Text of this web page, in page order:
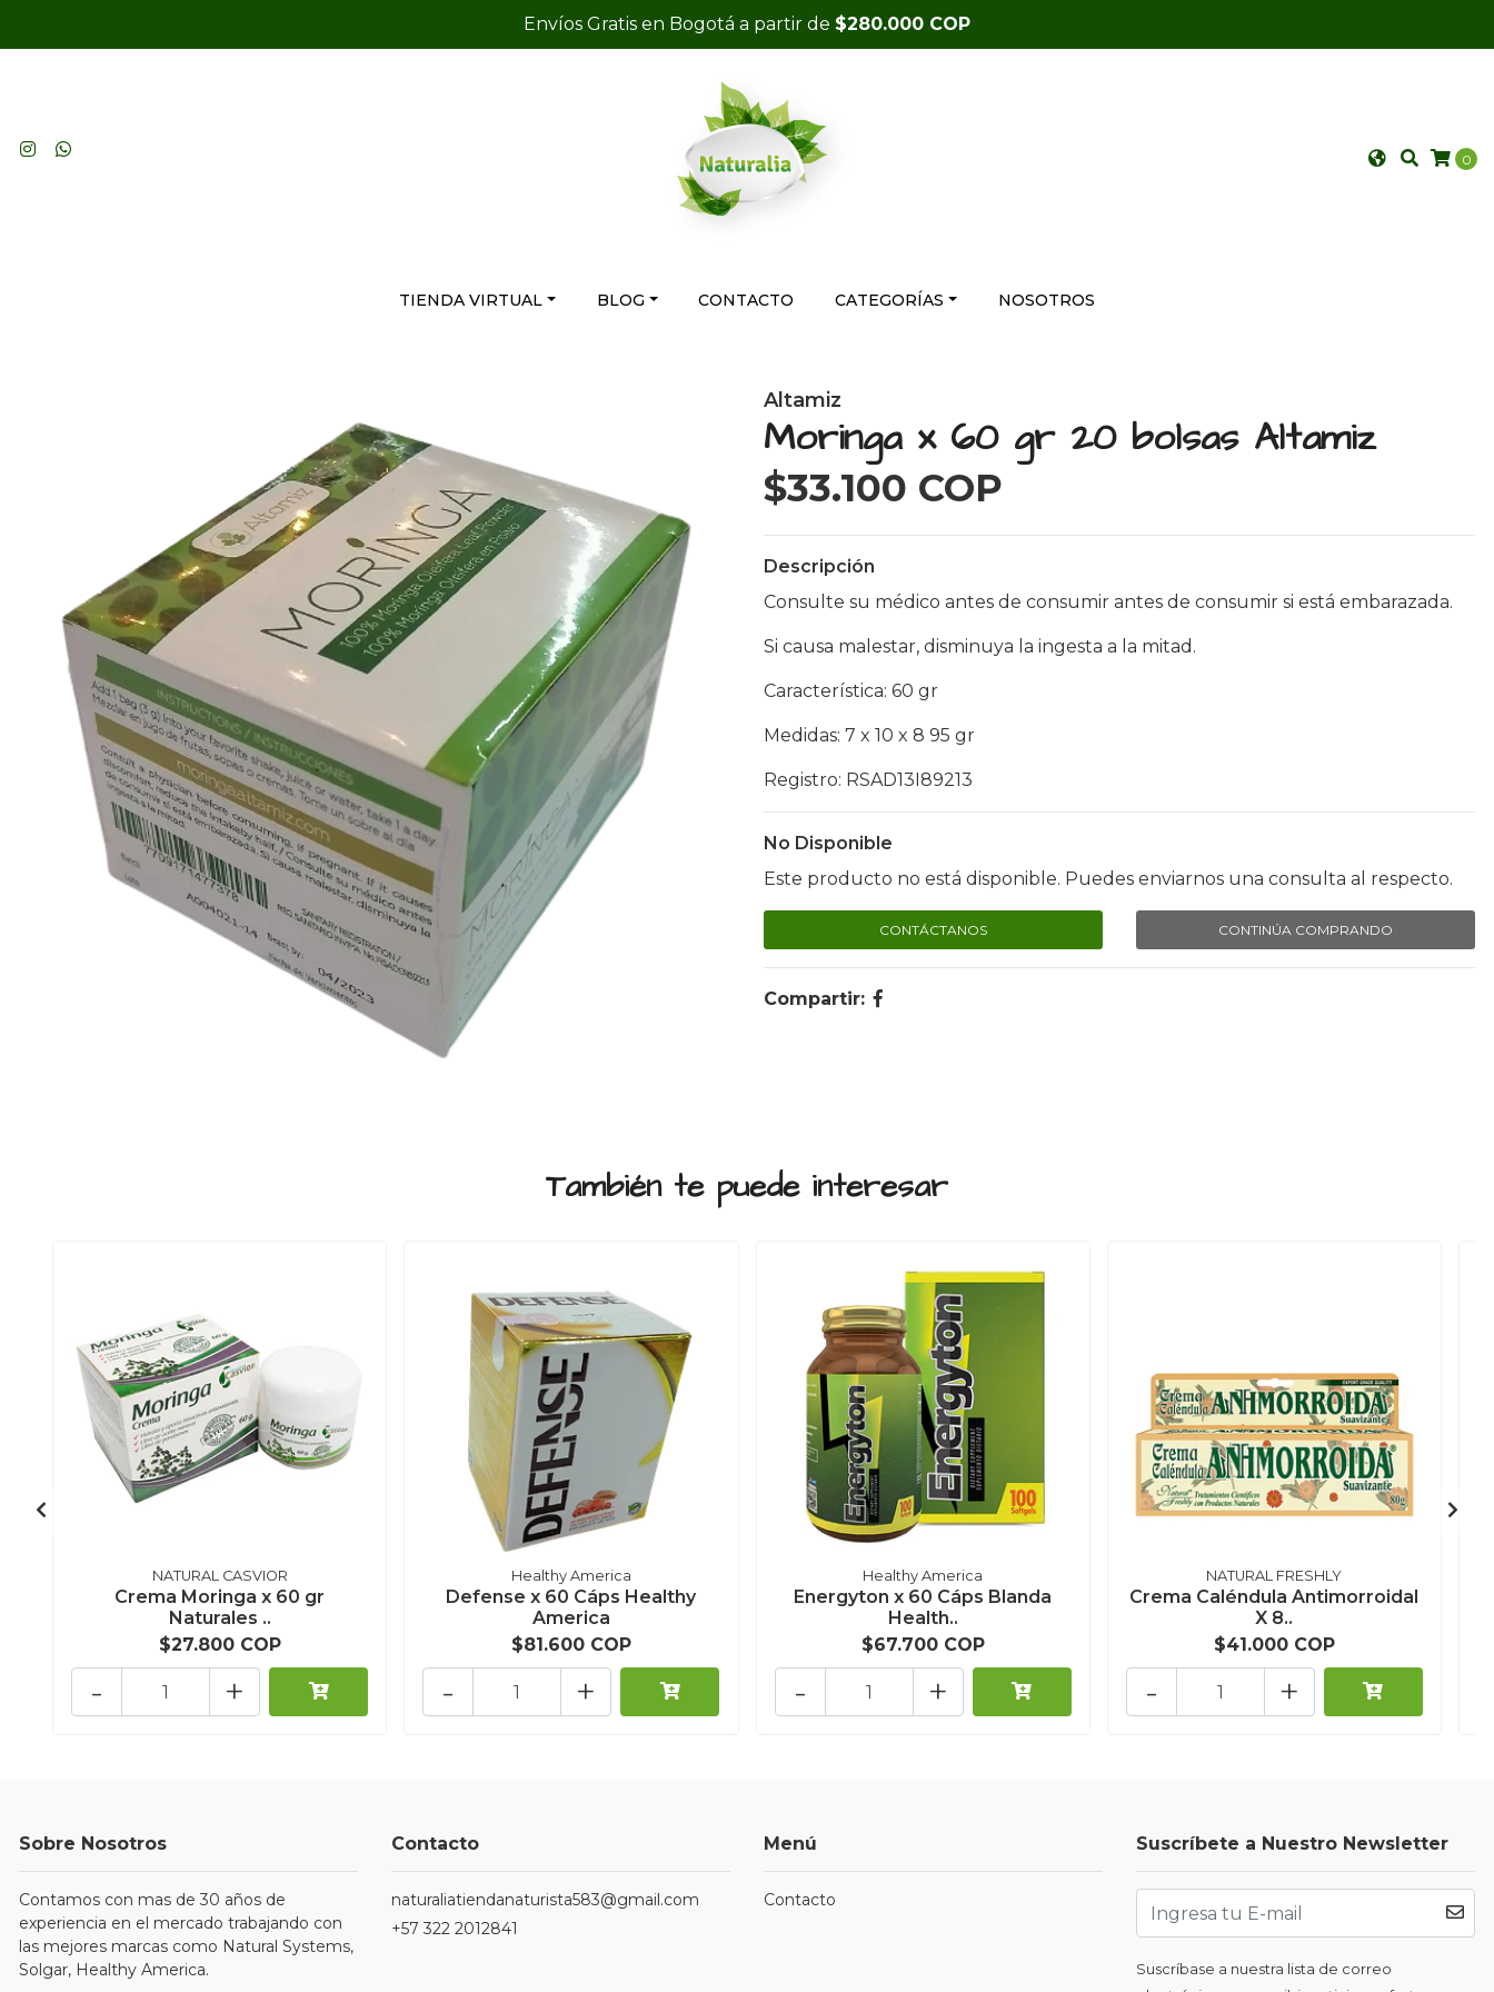
Envíos Gratis en Bogotá a partir de $280.000 COP
0
TIENDA VIRTUAL BLOG CONTACTO CATEGORÍAS NOSOTROS
Altamiz
Moringa x 60 gr 20 bolsas Altamiz
$33.100 COP
Descripción
Consulte su médico antes de consumir antes de consumir si está embarazada.
Si causa malestar, disminuya la ingesta a la mitad.
Característica: 60 gr
Medidas: 7 x 10 x 8 95 gr
Registro: RSAD13I89213
No Disponible
Este producto no está disponible. Puedes enviarnos una consulta al respecto.
CONTÁCTANOS CONTINÚA COMPRANDO
Compartir:
También te puede interesar
NATURAL CASVIOR
Crema Moringa x 60 gr
Naturales ..
$27.800 COP
+
-
Healthy America
Defense x 60 Cáps Healthy
America
$81.600 COP
+
-
Healthy America
Energyton x 60 Cáps Blanda
Health..
$67.700 COP
+
-
NATURAL FRESHLY
Crema Caléndula Antimorroidal
X 8..
$41.000 COP
+
-
Sobre Nosotros
Contamos con mas de 30 años de
experiencia en el mercado trabajando con
las mejores marcas como Natural Systems,
Solgar, Healthy America.
Contacto
naturaliatiendanaturista583@gmail.com
+57 322 2012841
Menú
Contacto
Suscríbete a Nuestro Newsletter
Suscríbase a nuestra lista de correo